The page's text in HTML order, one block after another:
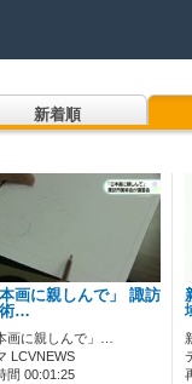
新着順
本画に親しんで」 諏訪
…
画に親しんで」…
LCVNEWS
間 00:01:25